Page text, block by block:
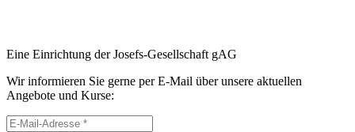
Eine Einrichtung der Josefs-Gesellschaft gAG
Wir informieren Sie gerne per E-Mail über unsere aktuellen
Angebote und Kurse: